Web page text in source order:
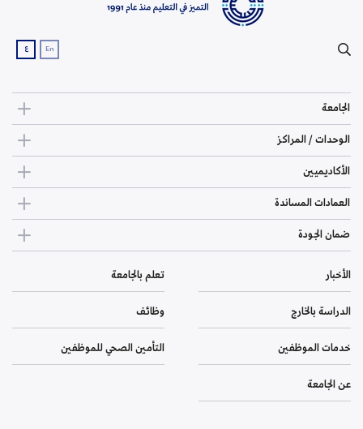
En ع
الجامعة
الوحدات / المراكز
الأكاديميين
العمادات المساندة
ضمان الجودة
الأخبار تعلم بالجامعة
الدراسة بالخارج وظائف
خدمات الموظفين التأمين الصحي للموظفين
عن الجامعة